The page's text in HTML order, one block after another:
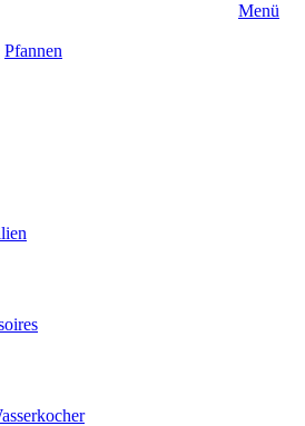
Menü
Pfannen